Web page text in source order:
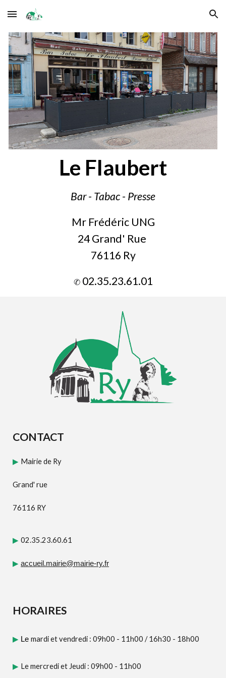
Skip to main content Skip to navigation
Le Flaubert
Bar - Tabac - Presse
Mr Frédéric UNG
24 Grand' Rue
76116 Ry
✆ 02.35.23.61.01
CONTACT
▶ Mairie de Ry
Grand' rue
76116 RY
▶ 02.35.23.60.61
▶accueil.mairie@mairie-ry.fr
HORAIRES
▶ Le mardi et vendredi : 09h00 - 11h00 /16h30 - 18h00
▶ Le mercredi et Jeudi : 09h00 - 11h00